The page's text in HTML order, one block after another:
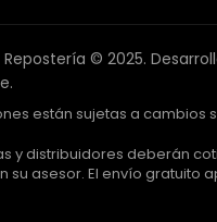
© 2025.
están sujetas a cambios
y distribuidores deberán
su asesor. El envío gratuito